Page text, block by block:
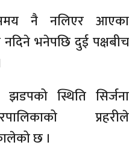
नै नलिएर आएका
नदिने भनेपछि दुई पक्षबीच
स्थिति सिर्जना
प्रहरीले
छ ।